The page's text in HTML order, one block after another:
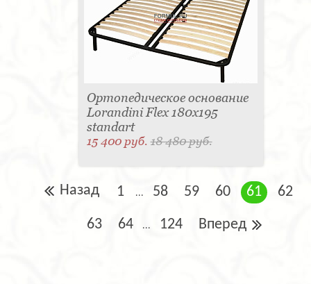
Ортопедическое основание
Lorandini Flex 180x195
standart
15 400 руб.18 480 руб.
Назад 1 ... 58 59 60 61 62
63 64 ... 124 Вперед